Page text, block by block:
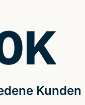
Kunden
K